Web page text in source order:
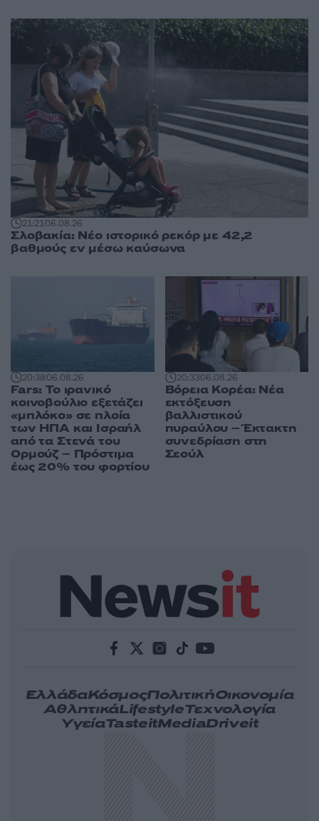
21:2106.08.26
Σλοβακία: Νέο ιστορικό ρεκόρ με 42,2
βαθμούς εν μέσω καύσωνα
20:3806.08.26
Fars: Το ιρανικό
κοινοβούλιο εξετάζει
«μπλόκο» σε πλοία
των ΗΠΑ και Ισραήλ
από τα Στενά του
Ορμούζ – Πρόστιμα
έως 20% του φορτίου
20:3306.08.26
Βόρεια Κορέα: Νέα
εκτόξευση
βαλλιστικού
πυραύλου – Έκτακτη
συνεδρίαση στη
Σεούλ
ΕλλάδαΚόσμοςΠολιτικήΟικονομία
ΑθλητικάLifestyleΤεχνολογία
ΥγείαTasteitMediaDriveit